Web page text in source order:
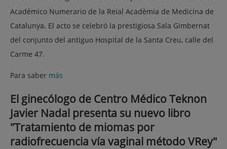
Académico Numerario de la Reial Acadèmia de Medicina de
Catalunya. El acto se celebró la prestigiosa Sala Gimbernat
del conjunto del antiguo Hospital de la Santa Creu, calle del
Carme 47.
Para saber más
El ginecólogo de Centro Médico Teknon
Javier Nadal presenta su nuevo libro
"Tratamiento de miomas por
radiofrecuencia vía vaginal método VRey"